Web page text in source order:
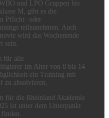
und LPO Gruppen bis
M, gibt es die
Pflicht- oder
teilzunehmen. Auch
wird das Wochenende
sein.
für alle
im Alter von 8 bis 14
ein Training mit
zu absolvieren.
für die Rheinland Akademie
ist unter dem Unterpunkt